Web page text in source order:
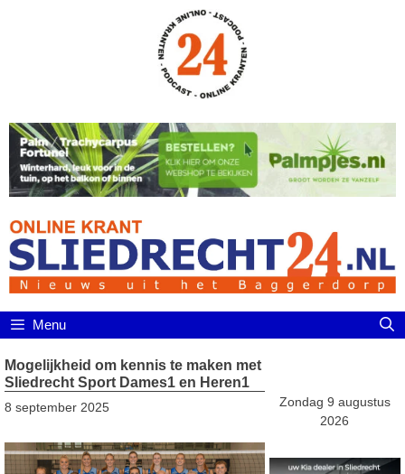
Menu
Mogelijkheid om kennis te maken met
Sliedrecht Sport Dames1 en Heren1
8 september 2025
Zondag 9 augustus
2026